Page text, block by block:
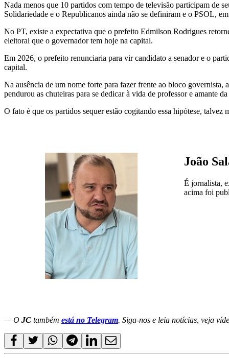
Nada menos que 10 partidos com tempo de televisão participam de
Solidariedade e o Republicanos ainda não se definiram e o PSOL,
No PT, existe a expectativa que o prefeito Edmilson Rodrigues
eleitoral que o governador tem hoje na capital.
Em 2026, o prefeito renunciaria para vir candidato a senador e o
capital.
Na ausência de um nome forte para fazer frente ao bloco governista,
pendurou as chuteiras para se dedicar à vida de professor e amante
O fato é que os partidos sequer estão cogitando essa hipótese,
João
É jornalista,
acima foi
— O JC também está no Telegram. Siga-nos e leia notícias, veja